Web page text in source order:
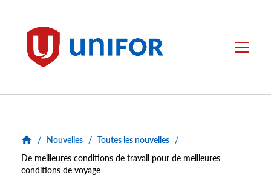
Unifor Menu
/ Nouvelles / Toutes les nouvelles /
De meilleures conditions de travail pour de meilleures
conditions de voyage